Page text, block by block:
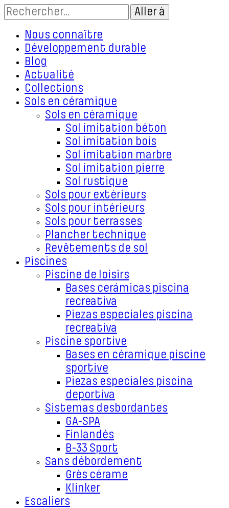
Nous connaître
Développement durable
Blog
Actualité
Collections
Sols en céramique
Sols en céramique
Sol imitation béton
Sol imitation bois
Sol imitation marbre
Sol imitation pierre
Sol rustique
Sols pour extérieurs
Sols pour intérieurs
Sols pour terrasses
Plancher technique
Revêtements de sol
Piscines
Piscine de loisirs
Bases cerámicas piscina
recreativa
Piezas especiales piscina
recreativa
Piscine sportive
Bases en céramique piscine
sportive
Piezas especiales piscina
deportiva
Sistemas desbordantes
GA-SPA
Finlandés
B-33 Sport
Sans débordement
Grès cérame
Klinker
Escaliers